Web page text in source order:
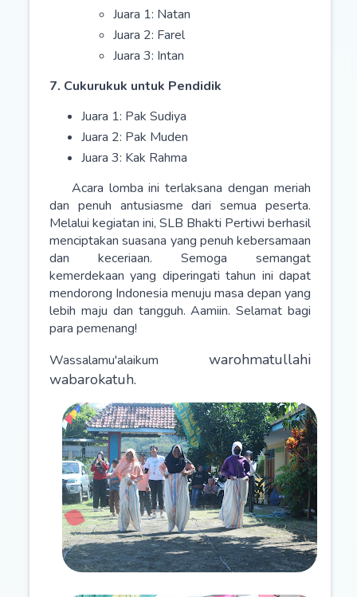
Juara 1: Natan
Juara 2: Farel
Juara 3: Intan
7. Cukurukuk untuk Pendidik
Juara 1: Pak Sudiya
Juara 2: Pak Muden
Juara 3: Kak Rahma
Acara lomba ini terlaksana dengan meriah
dan penuh antusiasme dari semua peserta.
Melalui kegiatan ini, SLB Bhakti Pertiwi berhasil
menciptakan suasana yang penuh kebersamaan
dan keceriaan. Semoga semangat
kemerdekaan yang diperingati tahun ini dapat
mendorong Indonesia menuju masa depan yang
lebih maju dan tangguh. Aamiin. Selamat bagi
para pemenang!
Wassalamu'alaikumwarohmatullahi
wabarokatuh.